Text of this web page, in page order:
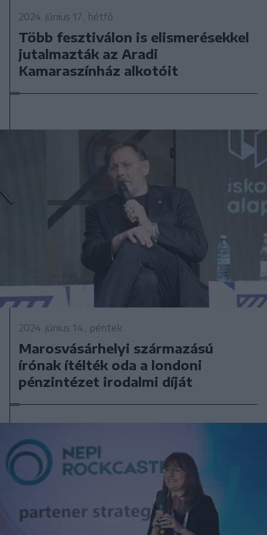
2024. június 17., hétfő
Több fesztiválon is elismerésekkel
jutalmazták az Aradi
Kamaraszínház alkotóit
2024. június 14., péntek
Marosvásárhelyi származású
írónak ítélték oda a londoni
pénzintézet irodalmi díját